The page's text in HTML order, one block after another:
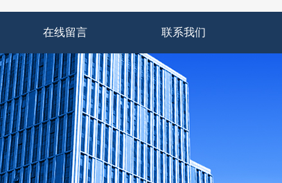
在线留言 联系我们